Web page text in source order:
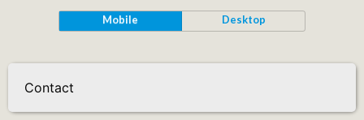
Mobile Desktop
Contact